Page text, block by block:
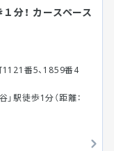
分！ カースペース
番5、1859番4
駅徒歩1分（距離：